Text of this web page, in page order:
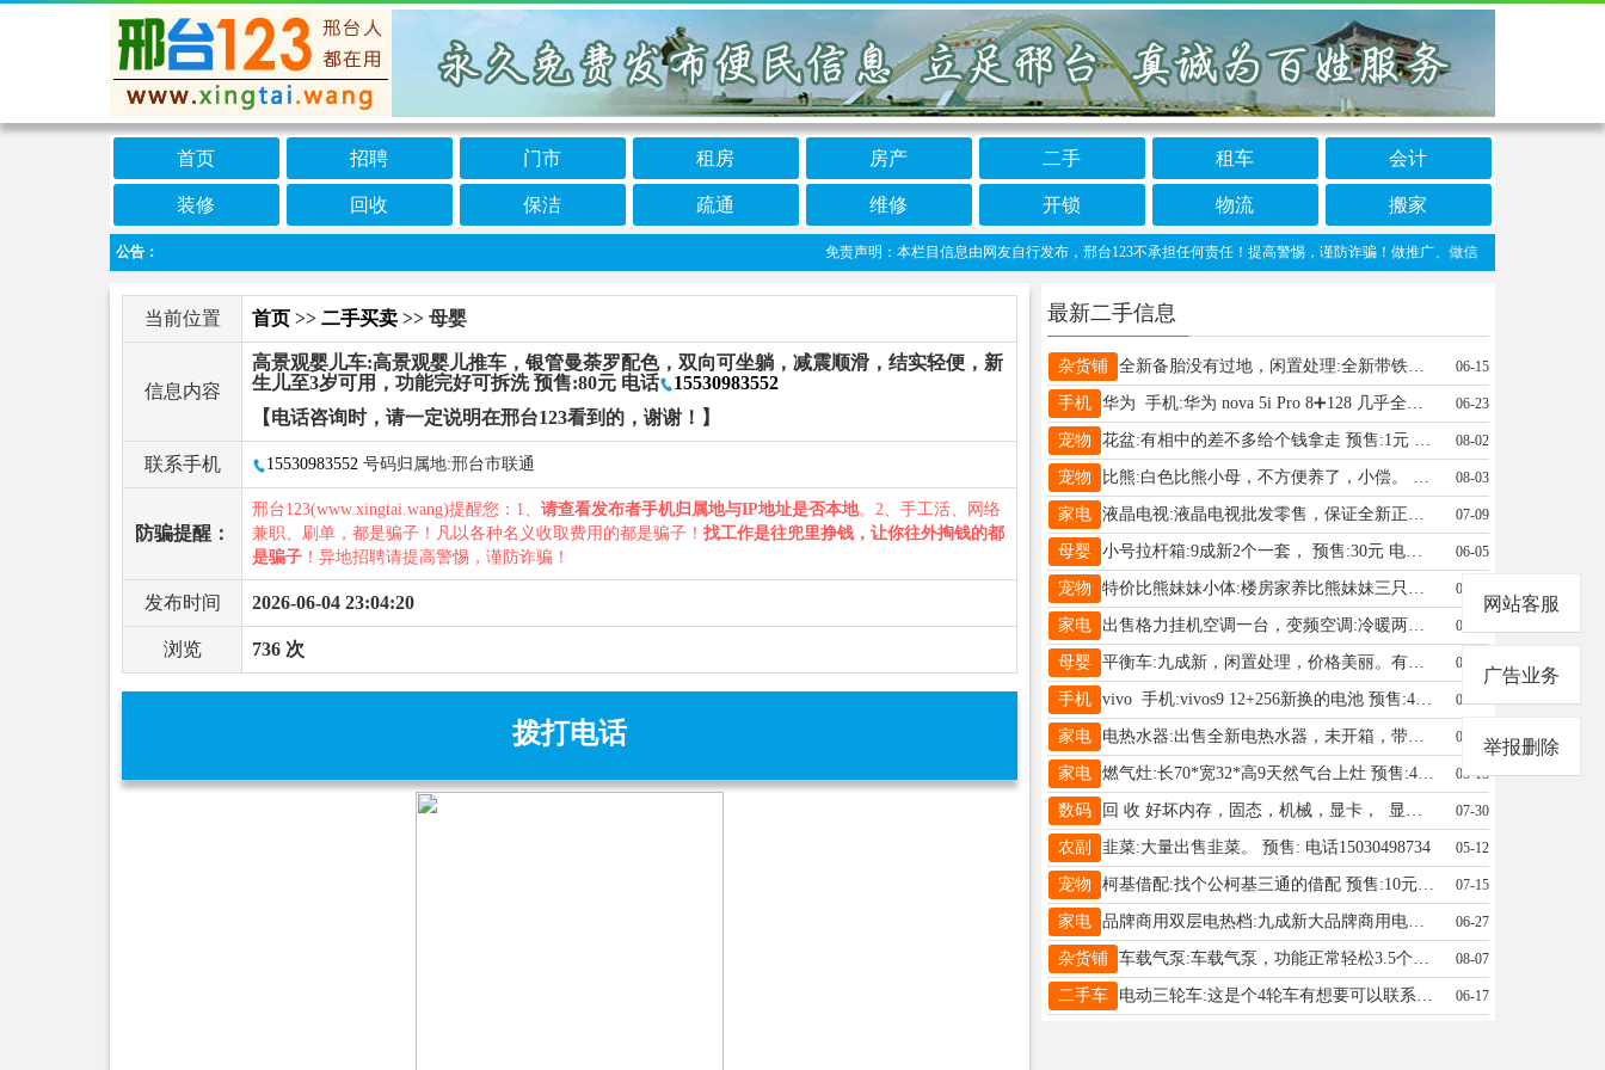
首页 招聘 门市 租房 房产 二手 租车 会计
装修 回收 保洁 疏通 维修 开锁 物流 搬家
公告： 免责声明：本栏目信息由网友自行发布，邢台123不承担任何责任！提高警惕，谨防诈骗！做推广、做信息置顶！请加邢台123
当前位置 首页 >> 二手买卖 >> 母婴
信息内容
高景观婴儿车:高景观婴儿推车，银管曼荼罗配色，双向可坐躺，减震顺滑，结实轻便，新
生儿至3岁可用，功能完好可拆洗 预售:80元 电话
15530983552
【电话咨询时，请一定说明在邢台123看到的，谢谢！】
联系手机 15530983552 号码归属地:邢台市联通
防骗提醒：
邢台123(www.xingtai.wang)提醒您：1、 请查看发布者手机归属地与IP地址是否本地。2、手工活、网络
兼职、刷单，都是骗子！凡以各种名义收取费用的都是骗子！ 找工作是往兜里挣钱，让你往外掏钱的都
是骗子 ！异地招聘请提高警惕，谨防诈骗！
发布时间 2026-06-04 23:04:20
浏览 736 次
拨打电话
最新二手信息
杂货铺 全新备胎没有过地，闲置处理:全新带铁锅两条打包一起200元，邢台森林公园北自取，也可置换成规格：205/60 R16 两个 预售:200元 电话13293140998 06-15
手机 华为 手机:华为 nova 5i Pro 8➕128 几乎全新 成色还可以，后盖无碎裂 适合备用机 老人孩子用 预售:230元 电话19213299844 06-23
宠物 花盆:有相中的差不多给个钱拿走 预售:1元 电话18812157152 08-02
宠物 比熊:白色比熊小母，不方便养了，小偿。 预售:100元 电话18903294373 08-03
家电 液晶电视:液晶电视批发零售，保证全新正品，全国联保，支持售后安装维修，假一赔万，实体店现货，价格比拼网络平台 预售:550元 电话13722905151 07-09
母婴 小号拉杆箱:9成新2个一套， 预售:30元 电话17325603232 06-05
宠物 特价比熊妹妹小体:楼房家养比熊妹妹三只，小体，疫苗驱虫已做，微信同号，喜欢的联系我，价格不高手慢无。 预售:666元 电话18931945957 06-28
家电 出售格力挂机空调一台，变频空调:冷暖两用空调，格力变频空调，价格不高，需要联系 预售:1199元 电话15028864116 05-23
母婴 平衡车:九成新，闲置处理，价格美丽。有需要的联系我 预售:50元 电话15373212621 07-25
手机 vivo 手机:vivos9 12+256新换的电池 预售:450元 电话19273045991 06-28
家电 电热水器:出售全新电热水器，未开箱，带质保 预售:300元 电话15350858491 06-28
家电 燃气灶:长70*宽32*高9天然气台上灶 预售:40元 电话13091285177 05-15
数码 回 收 好坏内存，固态，机械，显卡， 显卡:各种好坏电脑配件，显卡 显示器 内存，整机，好坏都要，洋垃圾好坏卡，点个回收，市区电脑门市个人看过来 预售:100元 电话19565660419 07-30
农副 韭菜:大量出售韭菜。 预售: 电话15030498734 05-12
宠物 柯基借配:找个公柯基三通的借配 预售:10元 电话13286098869 07-15
家电 品牌商用双层电热档:九成新大品牌商用电热档，新买二千多的那种，现在便宜卖了，想要的速度 预售:550元 电话18831981775 06-27
杂货铺 车载气泵:车载气泵，功能正常轻松3.5个压，车卖了用不到了， 预售:45元 电话18131925023 08-07
二手车 电动三轮车:这是个4轮车有想要可以联系我 预售:4500元 电话15100961065 06-17
网站客服
广告业务
举报删除